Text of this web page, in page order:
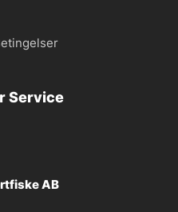
Service
AB